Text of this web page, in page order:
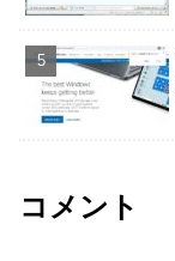
コメント